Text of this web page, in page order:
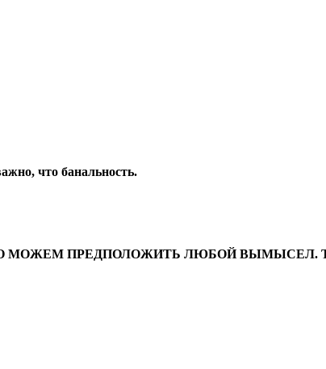
что банальность.
МОЖЕМ ПРЕДПОЛОЖИТЬ ЛЮБОЙ ВЫМЫСЕЛ.